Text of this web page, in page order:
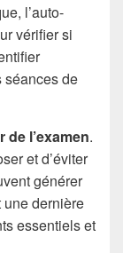
l’auto-
vérifier si
séances de
l’examen.
et d’éviter
générer
une dernière
essentiels et